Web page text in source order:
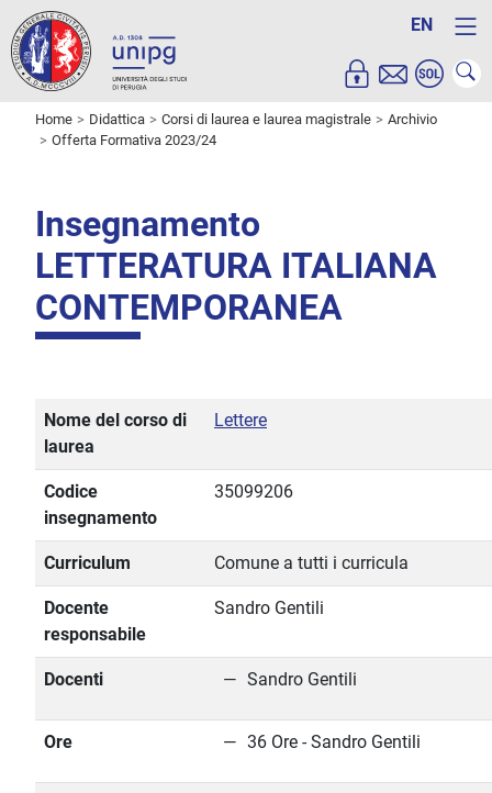
EN
Home Didattica Corsi di laurea e laurea magistrale
Archivio
Offerta Formativa 2023/24
Insegnamento
LETTERATURA ITALIANA
CONTEMPORANEA
Nome del corso di
laurea
Lettere
Codice
insegnamento
35099206
Curriculum Comune a tutti i curricula
Docente
responsabile
Sandro Gentili
Docenti Sandro Gentili
Ore 36 Ore - Sandro Gentili